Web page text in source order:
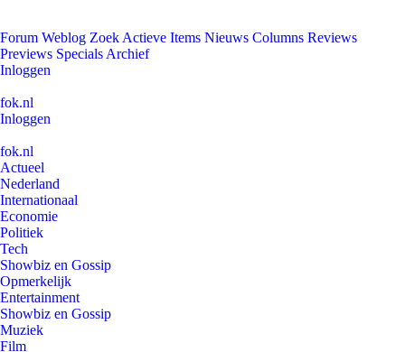
Forum Weblog Zoek Actieve Items Nieuws Columns Reviews
Previews Specials Archief
Inloggen
fok.nl
Inloggen
fok.nl
Actueel
Nederland
Internationaal
Economie
Politiek
Tech
Showbiz en Gossip
Opmerkelijk
Entertainment
Showbiz en Gossip
Muziek
Film